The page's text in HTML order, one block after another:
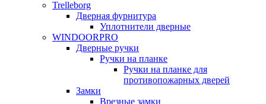
Trelleborg
Дверная фурнитура
Уплотнители дверные
WINDOORPRO
Дверные ручки
Ручки на планке
Ручки на планке для
противопожарных дверей
Замки
Врезные замки